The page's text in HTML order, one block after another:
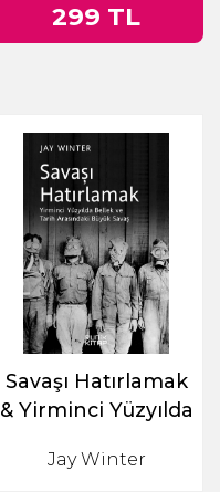
299 TL
Savaşı Hatırlamak
& Yirminci Yüzyılda
Arasındaki Büyük
Jay Winter